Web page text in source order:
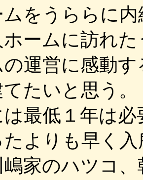
をうららに
ームに訪れ
の運営に感動
たいと思う
最低１年は
たよりも早く
家のハツコ